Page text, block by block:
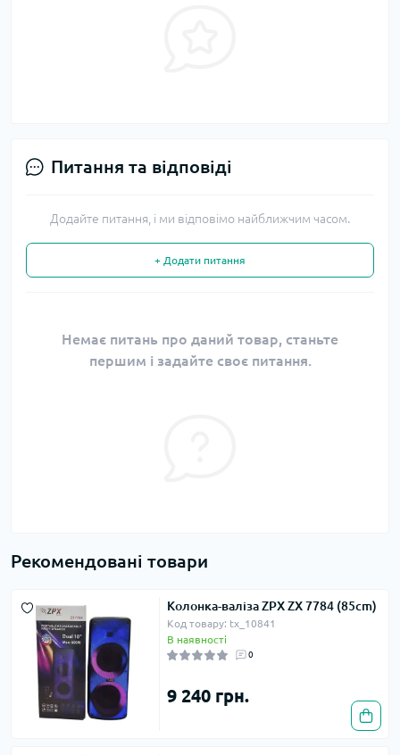
Питання та відповіді
Додайте питання, і ми відповімо найближчим часом.
+ Додати питання
Немає питань про даний товар, станьте
першим і задайте своє питання.
Рекомендовані товари
Колонка-валіза ZPX ZX 7784 (85cm)
Код товару: tx_10841
В наявності
0
9 240 грн.